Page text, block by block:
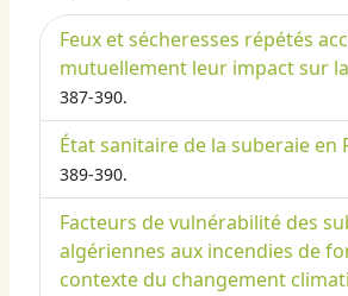
Feux et sécheresses répétés
mutuellement leur impact sur
387-390.
État sanitaire de la suberaie en
389-390.
Facteurs de vulnérabilité des
algériennes aux incendies de
contexte du changement